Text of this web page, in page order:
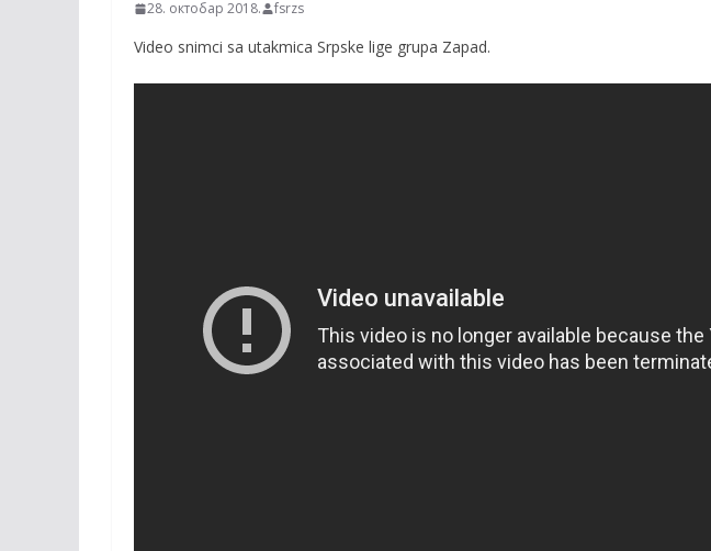
28. октобар 2018. fsrzs
Video snimci sa utakmica Srpske lige grupa Zapad.